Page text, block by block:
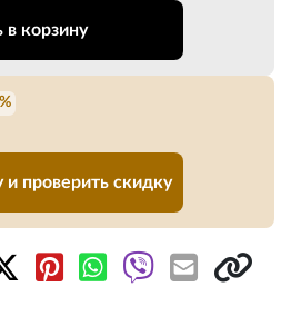
в корзину
и проверить скидку